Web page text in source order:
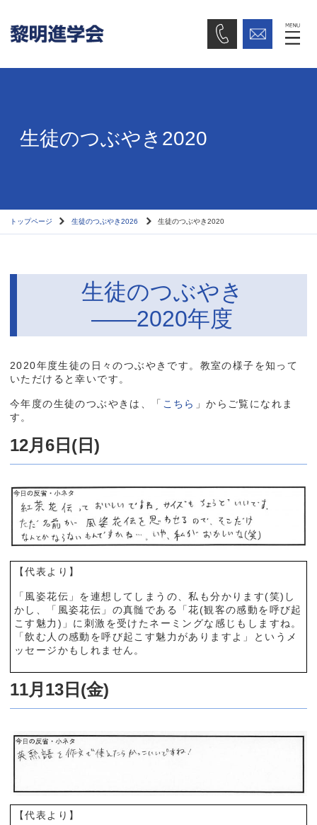
生徒のつぶやき2020
トップページ 生徒のつぶやき2026 生徒のつぶやき2020
生徒のつぶやき
――2020年度
2020年度生徒の日々のつぶやきです。教室の様子を知って
いただけると幸いです。
今年度の生徒のつぶやきは、「 こちら 」からご覧になれま
す。
12月6日(日)
【代表より】
「風姿花伝」を連想してしまうの、私も分かります(笑)し
かし、「風姿花伝」の真髄である「花(観客の感動を呼び起
こす魅力)」に刺激を受けたネーミングな感じもしますね。
「飲む人の感動を呼び起こす魅力がありますよ」というメ
ッセージかもしれません。
11月13日(金)
【代表より】